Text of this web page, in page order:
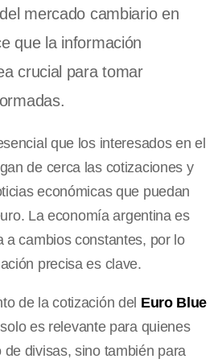
mercado cambiario en
que la información
crucial para tomar
que los interesados en el
de cerca las cotizaciones y
económicas que puedan
La economía argentina es
a cambios constantes, por lo
precisa es clave.
de la cotización del Euro Blue
es relevante para quienes
divisas, sino también para